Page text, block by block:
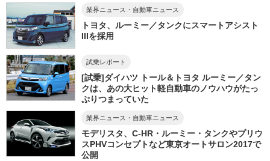
業界ニュース・自動車ニュース
トヨタ、ルーミー／タンクにスマートアシスト
IIIを採用
試乗レポート
[試乗]ダイハツ トール＆トヨタ ルーミー／タン
クは、あの大ヒット軽自動車のノウハウがたっ
ぷりつまっていた
業界ニュース・自動車ニュース
モデリスタ、C-HR・ルーミー・タンクやプリウ
スPHVコンセプトなど東京オートサロン2017で
公開